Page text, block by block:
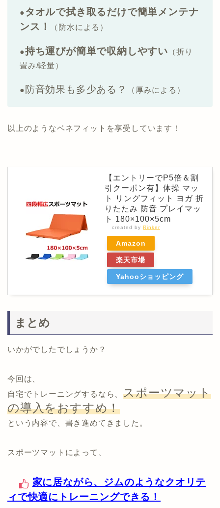
● タオルで拭き取るだけで簡単メンテナ
ンス！
（防水による）
●持ち運びが簡単で収納しやすい （折り
畳み/軽量）
● 防音効果も多少ある？ （厚みによる）
以上のようなベネフィットを享受しています！
【エントリーでP5倍＆割
引クーポン有】体操 マッ
ト リングフィット ヨガ 折
りたたみ 防音 プレイマッ
ト 180×100×5cm
created by Rinker
Amazon
楽天市場
Yahooショッピング
まとめ
いかがでしたでしょうか？
今回は、
自宅でトレーニングするなら、スポーツマット
の導入をおすすめ！
という内容で、書き進めてきました。
スポーツマットによって、
家に居ながら、ジムのようなクオリテ
ィで快適にトレーニングできる！